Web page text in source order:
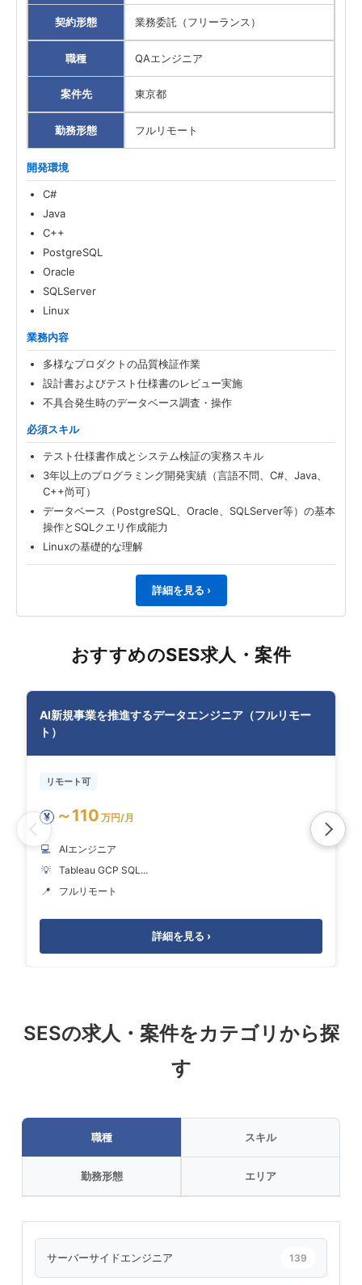
契約形態 業務委託（フリーランス）
職種 QAエンジニア
案件先 東京都
勤務形態 フルリモート
開発環境
C#
Java
C++
PostgreSQL
Oracle
SQLServer
Linux
業務内容
多様なプロダクトの品質検証作業
設計書およびテスト仕様書のレビュー実施
不具合発生時のデータベース調査・操作
必須スキル
テスト仕様書作成とシステム検証の実務スキル
3年以上のプログラミング開発実績（言語不問、C#、Java、
C++尚可）
データベース（PostgreSQL、Oracle、SQLServer等）の基本
操作とSQLクエリ作成能力
Linuxの基礎的な理解
詳細を見る ›
おすすめのSES求人・案件
AI新規事業を推進するデータエンジニア（フルリモー
ト）
リモート可
¥ ～110 万円/月
💻
AIエンジニア
💡
Tableau GCP SQL...
📍
フルリモート
詳細を見る ›
SESの求人・案件をカテゴリから探
す
職種 スキル
勤務形態 エリア
サーバーサイドエンジニア 139